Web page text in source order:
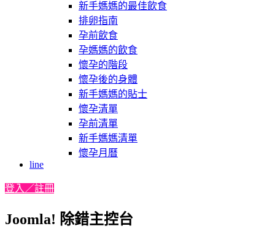
新手媽媽的最佳飲食
排卵指南
孕前飲食
孕媽媽的飲食
懷孕的階段
懷孕後的身體
新手媽媽的貼士
懷孕清單
孕前清單
新手媽媽清單
懷孕月曆
line
登入／註冊
Joomla! 除錯主控台